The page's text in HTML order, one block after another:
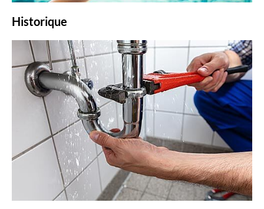
Historique